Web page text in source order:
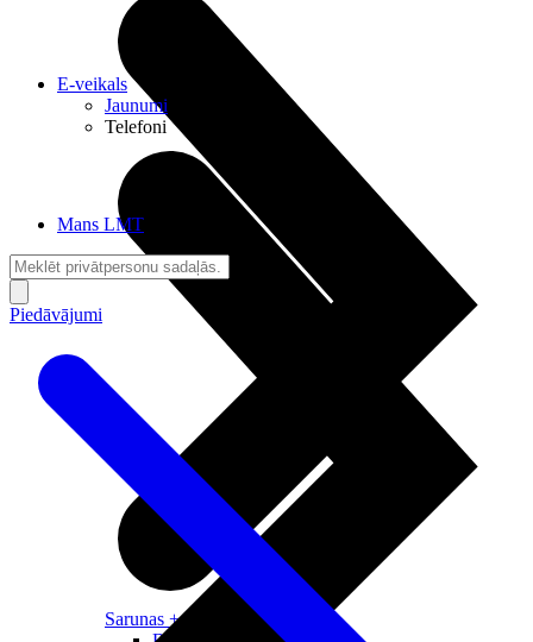
Sarunas + Internets
E-veikals
Jaunumi
Telefoni
Mans LMT
Piedāvājumi